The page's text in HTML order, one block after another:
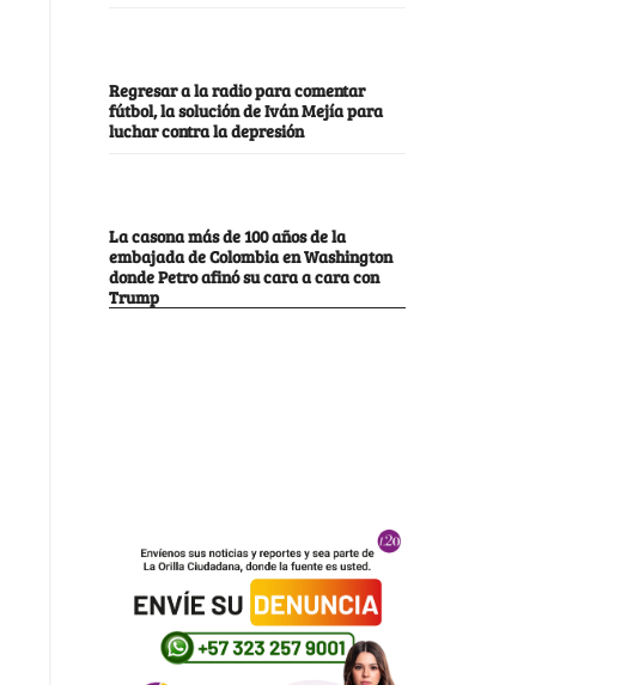
Regresar a la radio para comentar
fútbol, la solución de Iván Mejía para
luchar contra la depresión
La casona más de 100 años de la
embajada de Colombia en Washington
donde Petro afinó su cara a cara con
Trump